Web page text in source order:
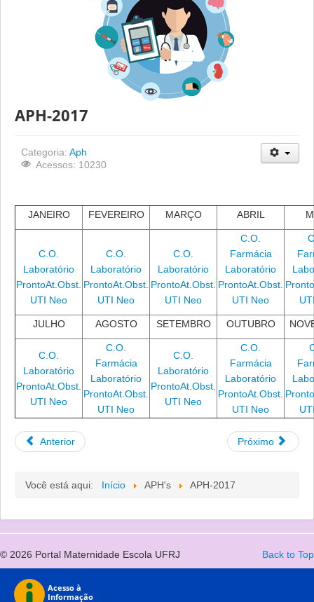
APH-2017
Categoria: Aph
Acessos: 10230
JANEIRO FEVEREIRO MARÇO ABRIL
C.O.
Laboratório
ProntoAt.Obst.
UTI Neo
C.O.
Laboratório
ProntoAt.Obst.
UTI Neo
C.O.
Laboratório
ProntoAt.Obst.
UTI Neo
C.O.
Farmácia
Laboratório
ProntoAt.Obst.
UTI Neo
JULHO AGOSTO SETEMBRO OUTUBRO
C.O.
Laboratório
ProntoAt.Obst.
UTI Neo
C.O.
Farmácia
Laboratório
ProntoAt.Obst.
UTI Neo
C.O.
Laboratório
ProntoAt.Obst.
UTI Neo
C.O.
Farmácia
Laboratório
ProntoAt.Obst.
UTI Neo
Anterior Próximo
Você está aqui: Início APH's APH-2017
Back to Top
© 2026 Portal Maternidade Escola UFRJ